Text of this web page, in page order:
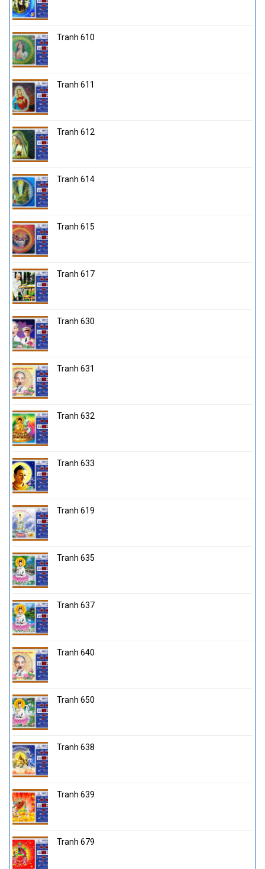
Tranh 610
Tranh 611
Tranh 612
Tranh 614
Tranh 615
Tranh 617
Tranh 630
Tranh 631
Tranh 632
Tranh 633
Tranh 619
Tranh 635
Tranh 637
Tranh 640
Tranh 650
Tranh 638
Tranh 639
Tranh 679